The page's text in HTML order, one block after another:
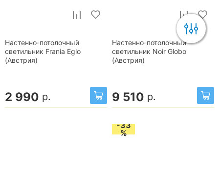
Настенно-потолочный
светильник Frania Eglo
(Австрия)
2 990 р.
Настенно-потолочный
светильник Noir Globo
(Австрия)
9 510 р.
-33
%